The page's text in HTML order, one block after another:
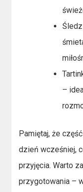
–
Pamiętaj, że
dzień wcześniej,
przyjęcia. Warto
przygotowania –